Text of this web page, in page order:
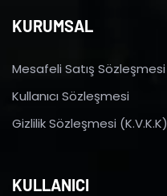
KURUMSAL
Mesafeli Satış Sözleşmesi
Kullanıcı Sözleşmesi
Gizlilik Sözleşmesi (K.V.K.K)
KULLANICI